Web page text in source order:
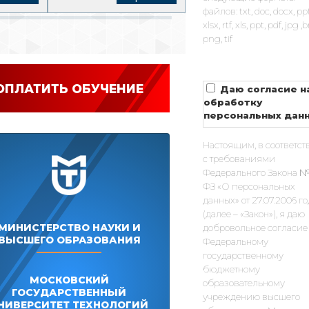
ОБУЧЕНИЕ
НАУКИ И
ОБРАЗОВАНИЯ
МОСКОВСКИЙ
ГОСУДАРСТВЕННЫЙ
ТЕХНОЛОГИЙ
файлов: txt, doc, docx,
xlsx, rtf, xls, ppt, pdf, jpg
png, tif
Даю согласие
обработку
персональных
Настоящим, в
с требованиями
Федерального Закона
ФЗ «О персональных
данных» от 27.07.2006
(далее – «Закон»), я даю
добровольное согласие
Федеральному
государственному
бюджетному
образовательному
учреждению высшего